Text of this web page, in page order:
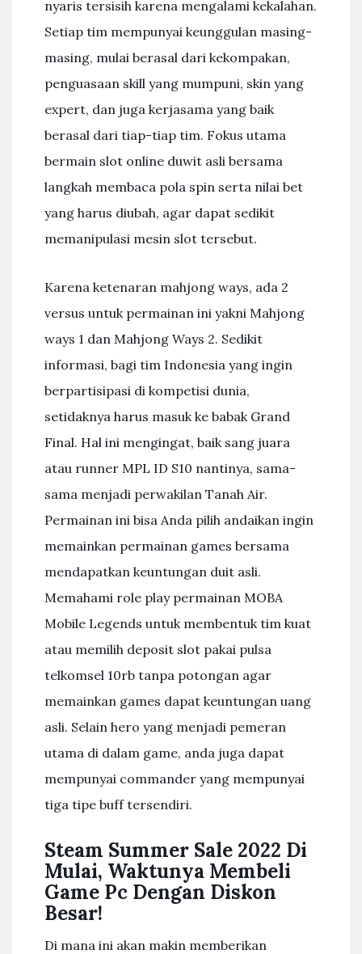
nyaris tersisih karena mengalami kekalahan.
Setiap tim mempunyai keunggulan masing-
masing, mulai berasal dari kekompakan,
penguasaan skill yang mumpuni, skin yang
expert, dan juga kerjasama yang baik
berasal dari tiap-tiap tim. Fokus utama
bermain slot online duwit asli bersama
langkah membaca pola spin serta nilai bet
yang harus diubah, agar dapat sedikit
memanipulasi mesin slot tersebut.
Karena ketenaran mahjong ways, ada 2
versus untuk permainan ini yakni Mahjong
ways 1 dan Mahjong Ways 2. Sedikit
informasi, bagi tim Indonesia yang ingin
berpartisipasi di kompetisi dunia,
setidaknya harus masuk ke babak Grand
Final. Hal ini mengingat, baik sang juara
atau runner MPL ID S10 nantinya, sama-
sama menjadi perwakilan Tanah Air.
Permainan ini bisa Anda pilih andaikan ingin
memainkan permainan games bersama
mendapatkan keuntungan duit asli.
Memahami role play permainan MOBA
Mobile Legends untuk membentuk tim kuat
atau memilih deposit slot pakai pulsa
telkomsel 10rb tanpa potongan agar
memainkan games dapat keuntungan uang
asli. Selain hero yang menjadi pemeran
utama di dalam game, anda juga dapat
mempunyai commander yang mempunyai
tiga tipe buff tersendiri.
Steam Summer Sale 2022 Di
Mulai, Waktunya Membeli
Game Pc Dengan Diskon
Besar!
Di mana ini akan makin memberikan